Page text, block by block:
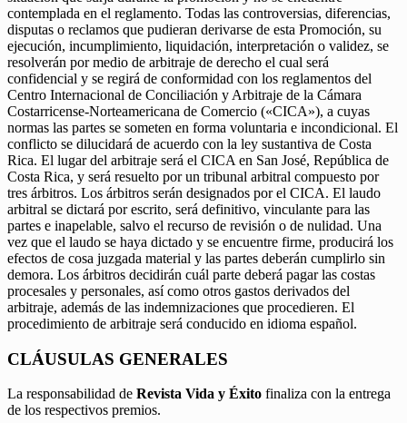
contemplada en el reglamento. Todas las controversias, diferencias,
disputas o reclamos que pudieran derivarse de esta Promoción, su
ejecución, incumplimiento, liquidación, interpretación o validez, se
resolverán por medio de arbitraje de derecho el cual será
confidencial y se regirá de conformidad con los reglamentos del
Centro Internacional de Conciliación y Arbitraje de la Cámara
Costarricense-Norteamericana de Comercio («CICA»), a cuyas
normas las partes se someten en forma voluntaria e incondicional. El
conflicto se dilucidará de acuerdo con la ley sustantiva de Costa
Rica. El lugar del arbitraje será el CICA en San José, República de
Costa Rica, y será resuelto por un tribunal arbitral compuesto por
tres árbitros. Los árbitros serán designados por el CICA. El laudo
arbitral se dictará por escrito, será definitivo, vinculante para las
partes e inapelable, salvo el recurso de revisión o de nulidad. Una
vez que el laudo se haya dictado y se encuentre firme, producirá los
efectos de cosa juzgada material y las partes deberán cumplirlo sin
demora. Los árbitros decidirán cuál parte deberá pagar las costas
procesales y personales, así como otros gastos derivados del
arbitraje, además de las indemnizaciones que procedieren. El
procedimiento de arbitraje será conducido en idioma español.
CLÁUSULAS GENERALES
La responsabilidad de Revista Vida y Éxito finaliza con la entrega
de los respectivos premios.